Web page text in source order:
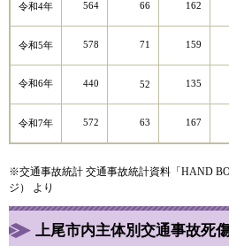
令和4年 564 66 162
令和5年 578 71 159
令和6年 440 52 135
令和7年 572 63 167
※交通事故統計 交通事故統計資料「HAND
ジ） より
上尾市内主体別交通事故死